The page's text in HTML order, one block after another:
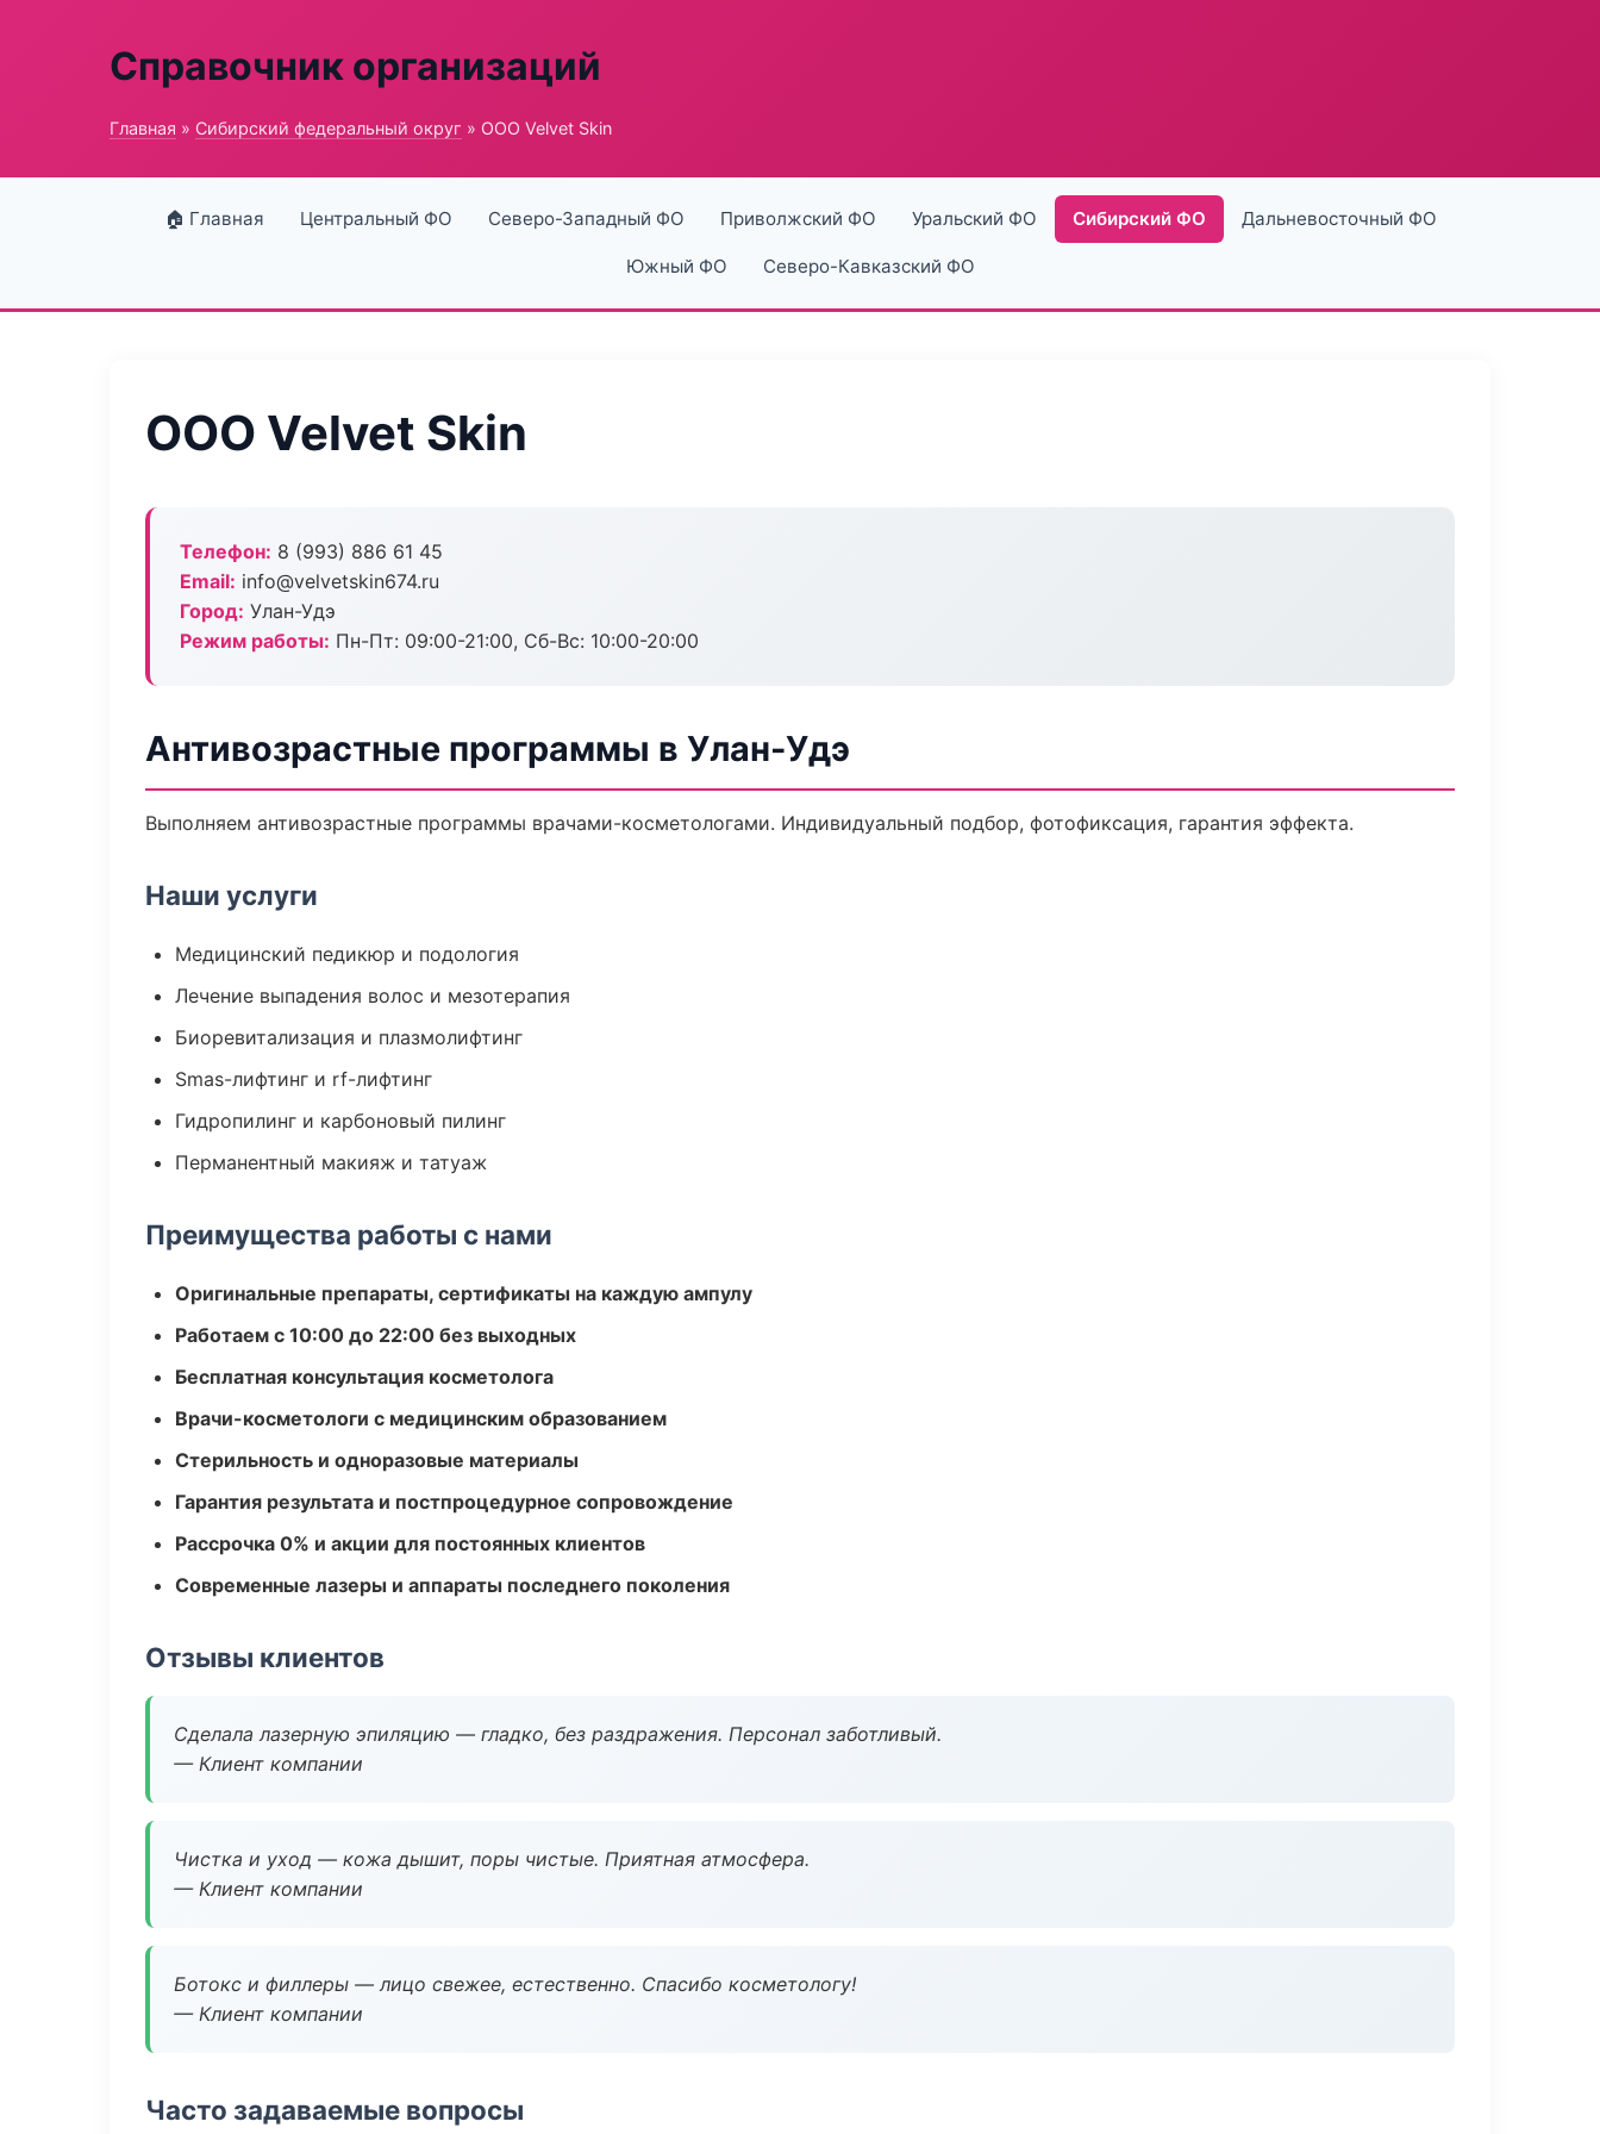
Справочник организаций
Главная » Сибирский федеральный округ » ООО Velvet Skin
🏠 Главная Центральный ФО Северо-Западный ФО Приволжский ФО Уральский ФО Сибирский ФО Дальневосточный ФО
Южный ФО Северо-Кавказский ФО
ООО Velvet Skin
Телефон: 8 (993) 886 61 45
Email: info@velvetskin674.ru
Город: Улан-Удэ
Режим работы: Пн-Пт: 09:00-21:00, Сб-Вс: 10:00-20:00
Антивозрастные программы в Улан-Удэ
Выполняем антивозрастные программы врачами-косметологами. Индивидуальный подбор, фотофиксация, гарантия эффекта.
Наши услуги
Медицинский педикюр и подология
Лечение выпадения волос и мезотерапия
Биоревитализация и плазмолифтинг
Smas-лифтинг и rf-лифтинг
Гидропилинг и карбоновый пилинг
Перманентный макияж и татуаж
Преимущества работы с нами
Оригинальные препараты, сертификаты на каждую ампулу
Работаем с 10:00 до 22:00 без выходных
Бесплатная консультация косметолога
Врачи-косметологи с медицинским образованием
Стерильность и одноразовые материалы
Гарантия результата и постпроцедурное сопровождение
Рассрочка 0% и акции для постоянных клиентов
Современные лазеры и аппараты последнего поколения
Отзывы клиентов
Сделала лазерную эпиляцию — гладко, без раздражения. Персонал заботливый.
— Клиент компании
Чистка и уход — кожа дышит, поры чистые. Приятная атмосфера.
— Клиент компании
Ботокс и филлеры — лицо свежее, естественно. Спасибо косметологу!
— Клиент компании
Часто задаваемые вопросы